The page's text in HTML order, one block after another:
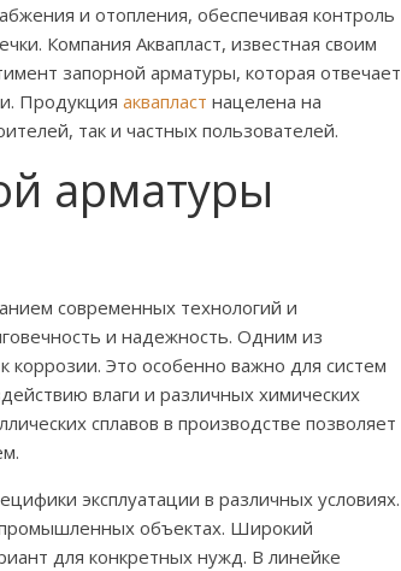
и отопления, обеспечивая контроль
Компания Аквапласт, известная своим
запорной арматуры, которая отвечает
Продукция аквапласт нацелена на
так и частных пользователей.
арматуры
современных технологий и
и надежность. Одним из
коррозии. Это особенно важно для систем
влаги и различных химических
сплавов в производстве позволяет
эксплуатации в различных условиях.
объектах. Широкий
для конкретных нужд. В линейке